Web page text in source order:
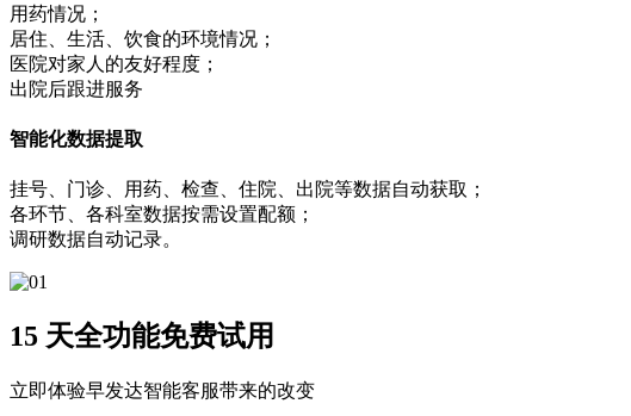
用药情况；
居住、生活、饮食的环境情况；
医院对家人的友好程度；
出院后跟进服务
智能化数据提取
挂号、门诊、用药、检查、住院、出院等数据自动获取；
各环节、各科室数据按需设置配额；
调研数据自动记录。
15 天全功能免费试用
立即体验早发达智能客服带来的改变